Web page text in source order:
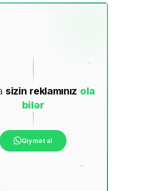
sizin reklamınız ola
bilər
Qiymət al